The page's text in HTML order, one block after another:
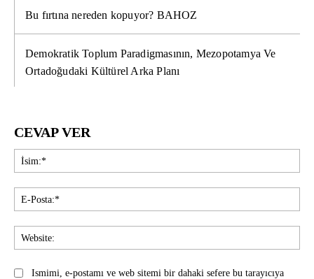
Bu fırtına nereden kopuyor? BAHOZ
Demokratik Toplum Paradigmasının, Mezopotamya Ve
Ortadoğudaki Kültürel Arka Planı
CEVAP VER
Ismimi, e-postamı ve web sitemi bir dahaki sefere bu tarayıcıya